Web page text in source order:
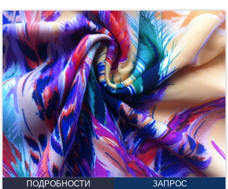
ПОДРОБНОСТИ ЗАПРОС